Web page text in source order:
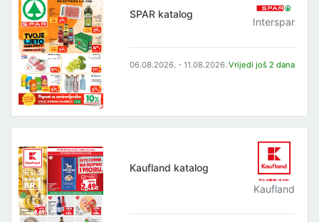
SPAR katalog
Interspar
06.08.2026. - 11.08.2026. Vrijedi još 2 dana
Kaufland katalog
Kaufland